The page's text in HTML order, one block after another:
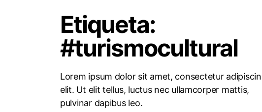
Etiqueta:
#turismocultural
Lorem ipsum dolor sit amet, consectetur
elit. Ut elit tellus, luctus nec ullamcorper mattis,
pulvinar dapibus leo.